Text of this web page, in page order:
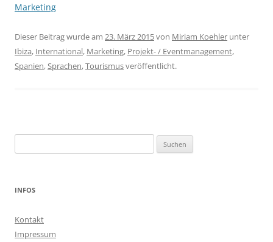
Marketing
Dieser Beitrag wurde am 23. März 2015von Miriam Koehler unter
Ibiza, International, Marketing, Projekt- / Eventmanagement,
Spanien,Sprachen,Tourismusveröffentlicht.
nach:
INFOS
Kontakt
Impressum